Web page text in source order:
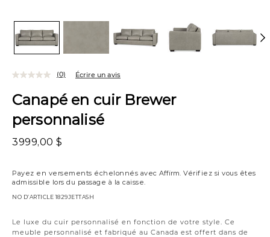
Canapé en cuir Brewer
personnalisé
3999,00 $
Payez en versements échelonnés avec Affirm. Vérifiez si vous êtes
admissible lors du passage à la caisse.
NO D’ARTICLE1829JETTASH
Le luxe du cuir personnalisé en fonction de votre style. Ce
meuble personnalisé et fabriqué au Canada est offert dans de
(0) Écrire un avis